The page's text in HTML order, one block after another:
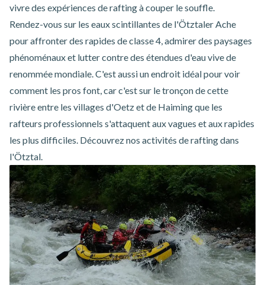
vivre des expériences de rafting à couper le souffle.
Rendez-vous sur les eaux scintillantes de l'Ötztaler Ache
pour affronter des rapides de classe 4, admirer des paysages
phénoménaux et lutter contre des étendues d'eau vive de
renommée mondiale. C'est aussi un endroit idéal pour voir
comment les pros font, car c'est sur le tronçon de cette
rivière entre les villages d'Oetz et de Haiming que les
rafteurs professionnels s'attaquent aux vagues et aux rapides
les plus difficiles. Découvrez nos activités de rafting dans
l'Ötztal.